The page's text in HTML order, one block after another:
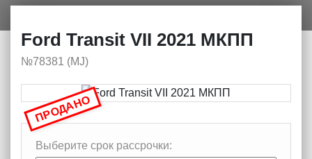
Ford Transit VII 2021 МКПП
№78381 (МJ)
Выберите срок рассрочки:
ПРОДАНО